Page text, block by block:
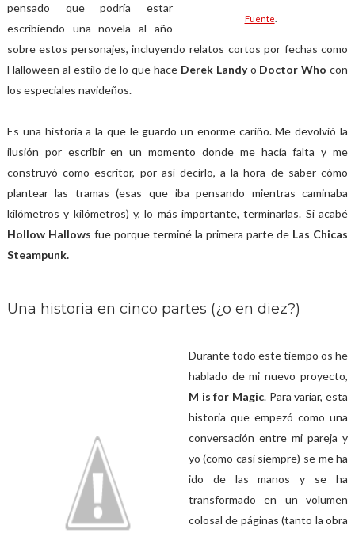
Fuente
pensado que podría estar
escribiendo una novela al año
sobre estos personajes, incluyendo relatos cortos por fechas como
Halloween al estilo de lo que hace Derek Landyo Doctor Who con
los especiales navideños.
Es una historia a la que le guardo un enorme cariño. Me devolvió la
ilusión por escribir en un momento donde me hacía falta y me
construyó como escritor, por así decirlo, a la hora de saber cómo
plantear las tramas (esas que iba pensando mientras caminaba
kilómetros y kilómetros) y, lo más importante, terminarlas. Si acabé
Hollow Hallows fue porque terminé la primera parte de Las Chicas
Steampunk.
Una historia en cinco partes (¿o en diez?)
Durante todo este tiempo os he
hablado de mi nuevo proyecto,
M is for Magic. Para variar, esta
historia que empezó como una
conversación entre mi pareja y
yo (como casi siempre) se me ha
ido de las manos y se ha
transformado en un volumen
colosal de páginas (tanto la obra